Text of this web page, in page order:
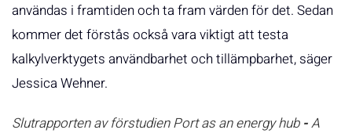
användas i framtiden och ta fram värden för det. Sedan
kommer det förstås också vara viktigt att testa
kalkylverktygets användbarhet och tillämpbarhet, säger
Jessica Wehner.
Slutrapporten av förstudien Port as an energy hub-A